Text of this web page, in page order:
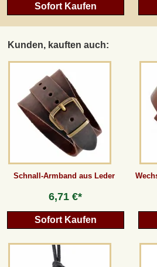
Sofort Kaufen
Kunden, kauften auch:
Schnall-Armband aus Leder
6,71 €*
Sofort Kaufen